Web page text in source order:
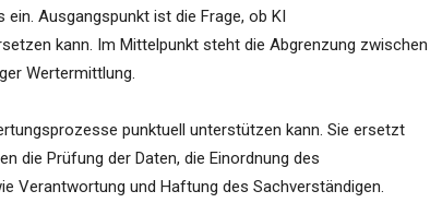
Ausgangspunkt ist die Frage, ob KI
kann. Im Mittelpunkt steht die Abgrenzung zwischen
Wertermittlung.
punktuell unterstützen kann. Sie ersetzt
die Prüfung der Daten, die Einordnung des
Verantwortung und Haftung des Sachverständigen.